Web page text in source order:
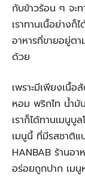
กับข้าวร้อน ๆ จะ
เราทานเนื้อย่าง
อาหารที่ขายอยู่ต
ด้วย
เพราะมีเพียงเนื้
หอม พริกไท น้ำมั
เราก็ได้ทานเมนู
เมนูนี้ ที่มีรสชาติ
HANBAB ร้านอา
อร่อยถูกปาก เมนู